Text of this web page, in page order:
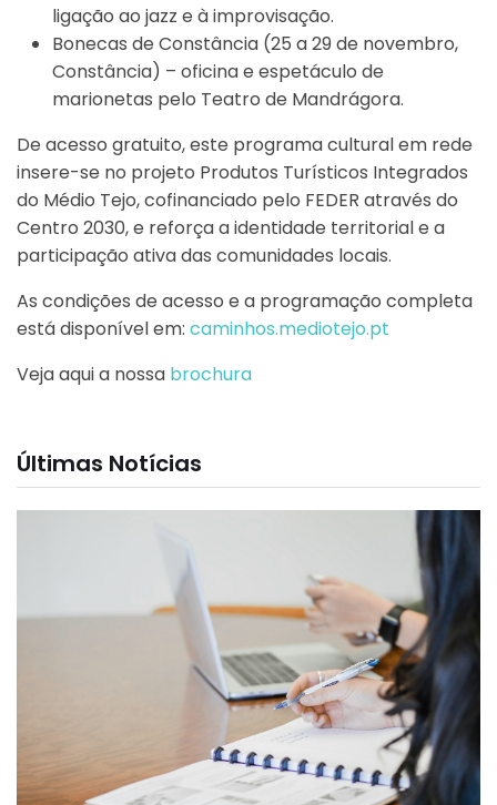
Últimas Notícias
ligação ao jazz e à improvisação.
Bonecas de Constância (25 a 29 de novembro,
Constância) – oficina e espetáculo de
marionetas pelo Teatro de Mandrágora.
De acesso gratuito, este programa cultural em rede
insere-se no projeto Produtos Turísticos Integrados
do Médio Tejo, cofinanciado pelo FEDER através do
Centro 2030, e reforça a identidade territorial e a
participação ativa das comunidades locais.
As condições de acesso e a programação completa
está disponível em: caminhos.mediotejo.pt
Veja aqui a nossa brochura